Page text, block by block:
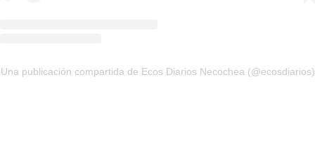
Una publicación compartida de Ecos Diarios Necochea (@ecosdiarios)